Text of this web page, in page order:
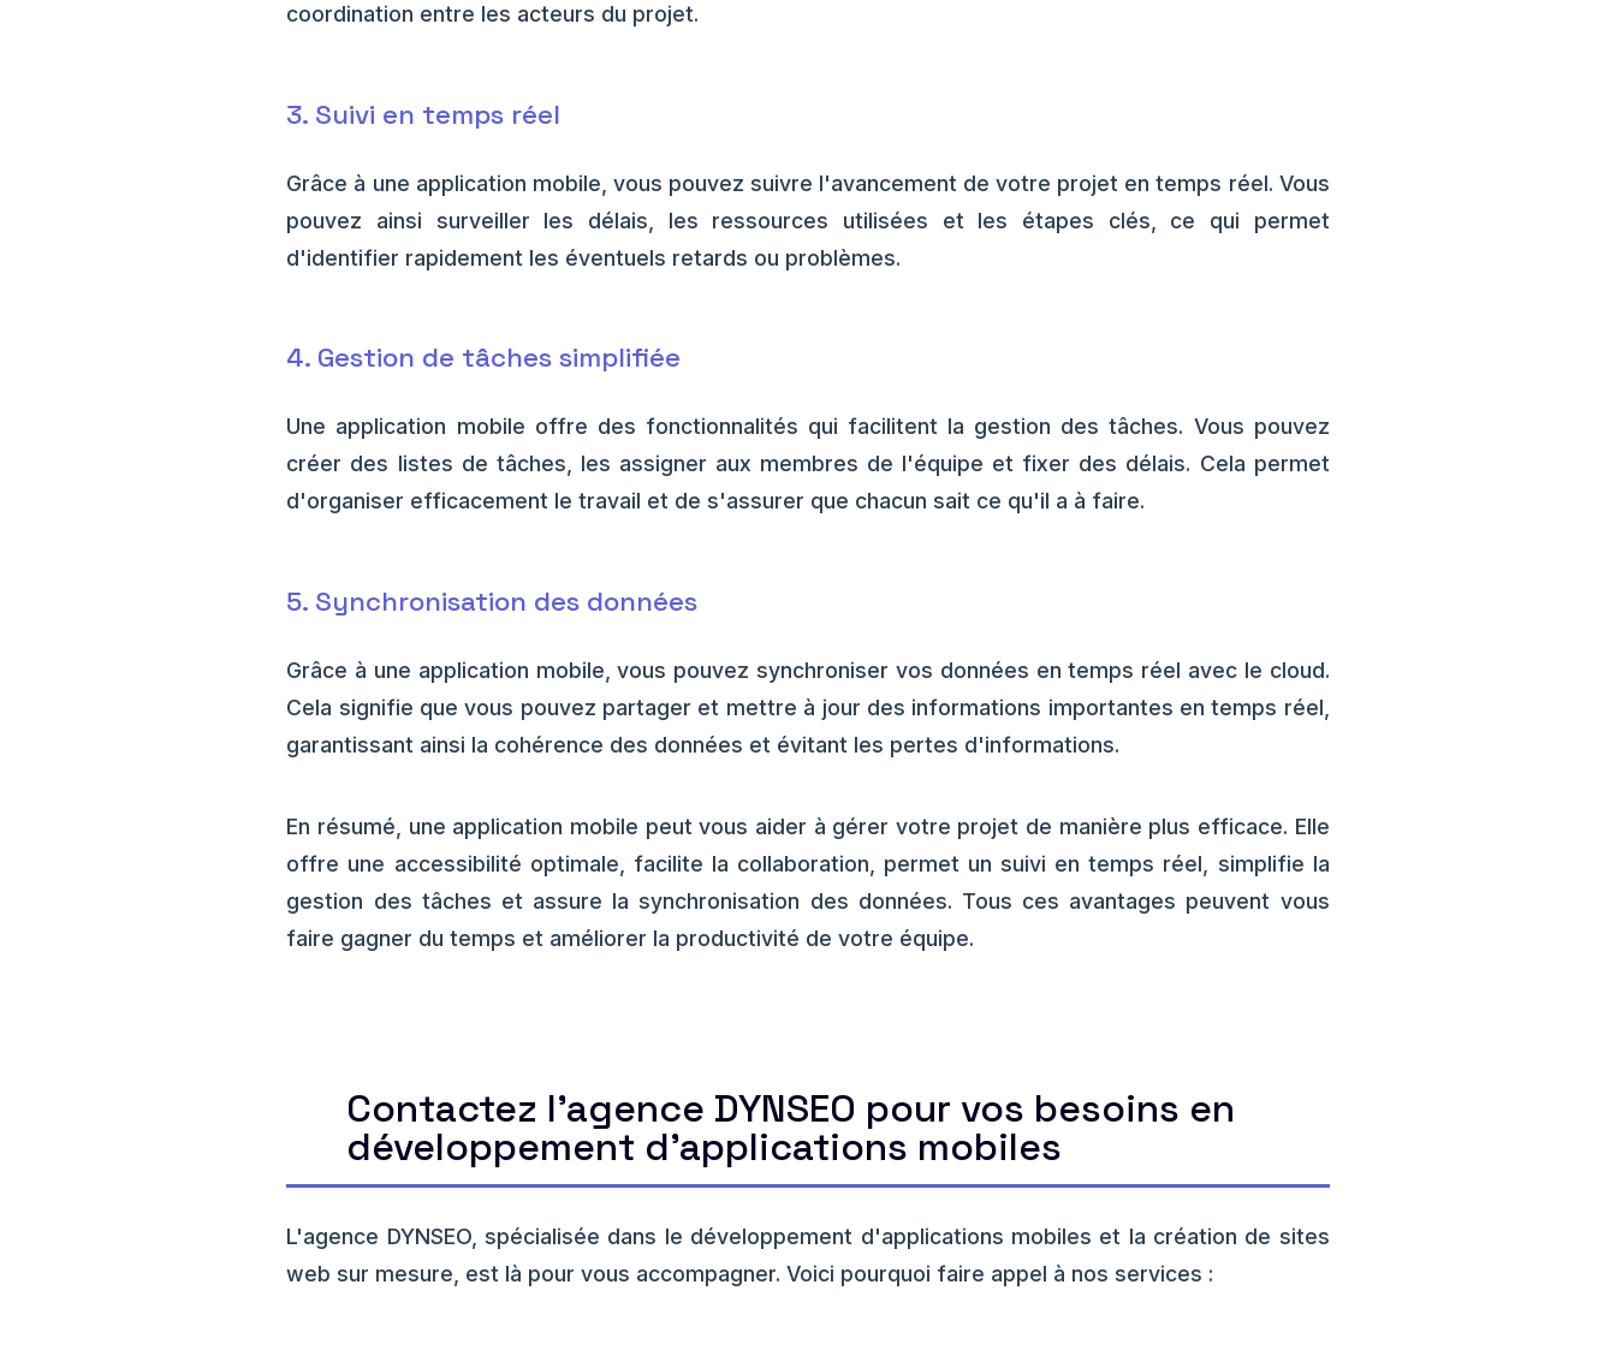
coordination entre les acteurs du projet.
3. Suivi en temps réel
Grâce à une application mobile, vous pouvez suivre l'avancement de votre projet en temps réel. Vous
pouvez ainsi surveiller les délais, les ressources utilisées et les étapes clés, ce qui permet
d'identifier rapidement les éventuels retards ou problèmes.
4. Gestion de tâches simplifiée
Une application mobile offre des fonctionnalités qui facilitent la gestion des tâches. Vous pouvez
créer des listes de tâches, les assigner aux membres de l'équipe et fixer des délais. Cela permet
d'organiser efficacement le travail et de s'assurer que chacun sait ce qu'il a à faire.
5. Synchronisation des données
Grâce à une application mobile, vous pouvez synchroniser vos données en temps réel avec le cloud.
Cela signifie que vous pouvez partager et mettre à jour des informations importantes en temps réel,
garantissant ainsi la cohérence des données et évitant les pertes d'informations.
En résumé, une application mobile peut vous aider à gérer votre projet de manière plus efficace. Elle
offre une accessibilité optimale, facilite la collaboration, permet un suivi en temps réel, simplifie la
gestion des tâches et assure la synchronisation des données. Tous ces avantages peuvent vous
faire gagner du temps et améliorer la productivité de votre équipe.
Contactez l'agence DYNSEO pour vos besoins en
développement d'applications mobiles
L'agence DYNSEO, spécialisée dans le développement d'applications mobiles et la création de sites
web sur mesure, est là pour vous accompagner. Voici pourquoi faire appel à nos services :